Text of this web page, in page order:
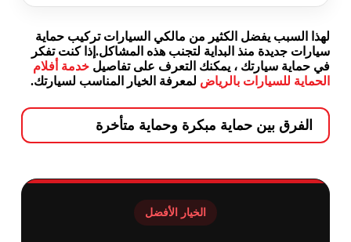
لهذا السبب يفضل الكثير من مالكي السيارات تركيب حماية
سيارات جديدة منذ البداية لتجنب هذه المشاكل.إذا كنت تفكر
في حماية سيارتك ، يمكنك التعرف على تفاصيل خدمة أفلام
الحماية للسيارات بالرياض لمعرفة الخيار المناسب لسيارتك.
الفرق بين حماية مبكرة وحماية متأخرة
الخيار الأفضل